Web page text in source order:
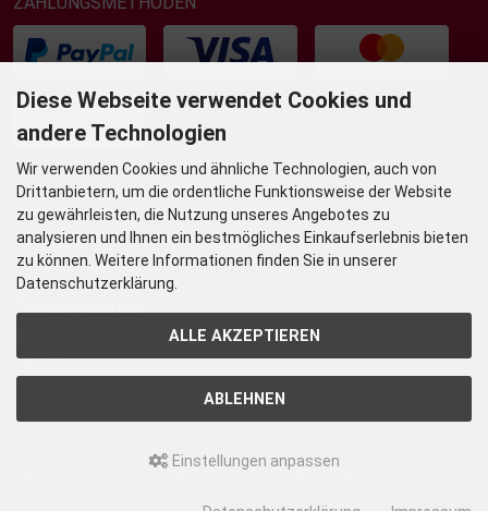
UNSER TORTENLADEN & BISTRO
Grafenstr. 36
45239 Essen-Werden
Sa 9-14 Uhr
Traumtorten| Template Design by
Diese Webseite verwendet Cookies und
andere Technologien
Wir verwenden Cookies und ähnliche Technologien, auch von
Drittanbietern, um die ordentliche Funktionsweise der Website
zu gewährleisten, die Nutzung unseres Angebotes zu
analysieren und Ihnen ein bestmögliches Einkaufserlebnis bieten
zu können. Weitere Informationen finden Sie in unserer
Datenschutzerklärung.
ALLE AKZEPTIEREN
ABLEHNEN
Einstellungen anpassen